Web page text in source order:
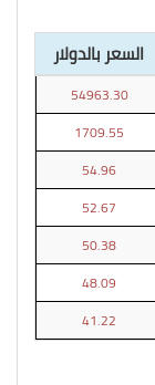
السعر بالدولار
54963.30
1709.55
54.96
52.67
50.38
48.09
41.22